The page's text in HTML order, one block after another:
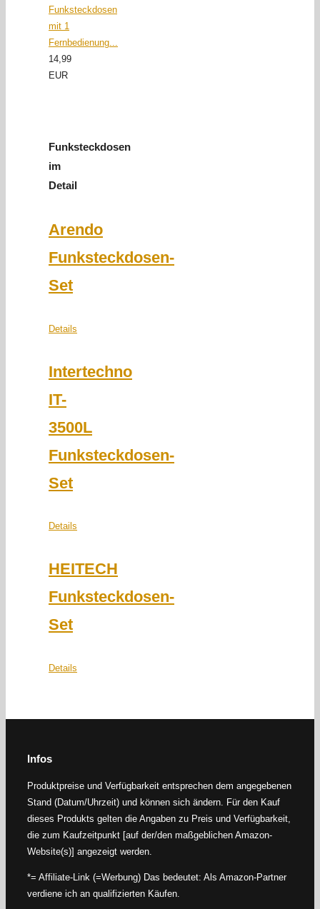
Funksteckdosen
mit 1
Fernbedienung...
14,99
EUR
Funksteckdosen
im
Detail
Arendo
Funksteckdosen-
Set
Details
Intertechno
IT-
3500L
Funksteckdosen-
Set
Details
HEITECH
Funksteckdosen-
Set
Details
Infos
Produktpreise und Verfügbarkeit entsprechen dem angegebenen
Stand (Datum/Uhrzeit) und können sich ändern. Für den Kauf
dieses Produkts gelten die Angaben zu Preis und Verfügbarkeit,
die zum Kaufzeitpunkt [auf der/den maßgeblichen Amazon-
Website(s)] angezeigt werden.
*= Affiliate-Link (=Werbung) Das bedeutet: Als Amazon-Partner
verdiene ich an qualifizierten Käufen.